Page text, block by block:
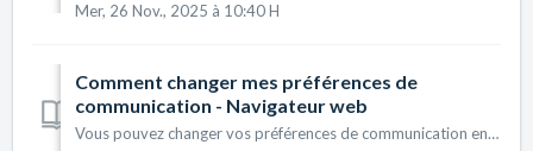
Mer, 26 Nov., 2025 à 10:40 H
Comment changer mes préférences de
communication - Navigateur web
Vous pouvez changer vos préférences de communication en passant par la page Mon compte. Une fois sur la page Mon compte, cochez ou décochez le...